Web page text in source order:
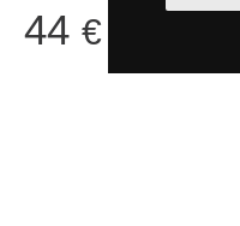
44 €
© Pronorte